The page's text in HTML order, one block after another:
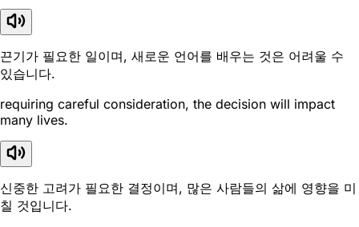
끈기가 필요한 일이며, 새로운 언어를 배우는 것은 어려울 수
있습니다.
requiring careful consideration, the decision will impact
many lives.
신중한 고려가 필요한 결정이며, 많은 사람들의 삶에 영향을 미
칠 것입니다.